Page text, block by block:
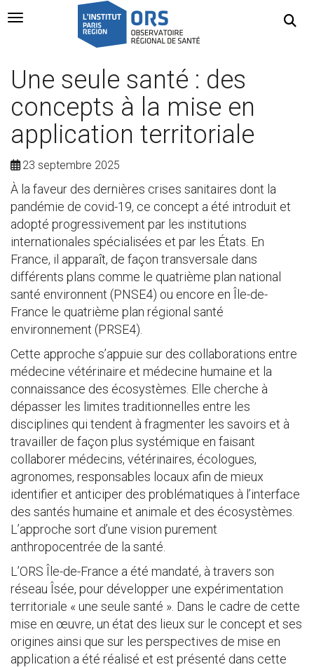
Navigation Toggle
Une seule santé : des
concepts à la mise en
application territoriale
23 septembre 2025
À la faveur des dernières crises sanitaires dont la
pandémie de covid-19, ce concept a été introduit et
adopté progressivement par les institutions
internationales spécialisées et par les États. En
France, il apparaît, de façon transversale dans
différents plans comme le quatrième plan national
santé environnent (PNSE4) ou encore en Île-de-
France le quatrième plan régional santé
environnement (PRSE4).
Cette approche s’appuie sur des collaborations entre
médecine vétérinaire et médecine humaine et la
connaissance des écosystèmes. Elle cherche à
dépasser les limites traditionnelles entre les
disciplines qui tendent à fragmenter les savoirs et à
travailler de façon plus systémique en faisant
collaborer médecins, vétérinaires, écologues,
agronomes, responsables locaux afin de mieux
identifier et anticiper des problématiques à l’interface
des santés humaine et animale et des écosystèmes.
L’approche sort d’une vision purement
anthropocentrée de la santé.
L’ORS Île-de-France a été mandaté, à travers son
réseau Îsée, pour développer une expérimentation
territoriale « une seule santé ». Dans le cadre de cette
mise en œuvre, un état des lieux sur le concept et ses
origines ainsi que sur les perspectives de mise en
application a été réalisé et est présenté dans cette